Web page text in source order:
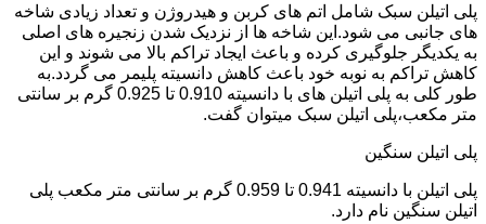
پلی اتیلن سبک شامل اتم های کربن و هیدروژن و تعداد زیادی شاخه
های جانبی می شود.این شاخه ها از نزدیک شدن زنجیره های اصلی
به یکدیگر جلوگیری کرده و باعث ایجاد تراکم بالا می شوند و این
کاهش تراکم به نوبه خود باعث کاهش دانسیته پلیمر می گردد.به
طور کلی به پلی اتیلن های با دانسیته 0.910 تا 0.925 گرم بر سانتی
متر مکعب،پلی اتیلن سبک میتوان گفت.
پلی اتیلن سنگین
پلی اتیلن با دانسیته 0.941 تا 0.959 گرم بر سانتی متر مکعب پلی
اتیلن سنگین نام دارد.